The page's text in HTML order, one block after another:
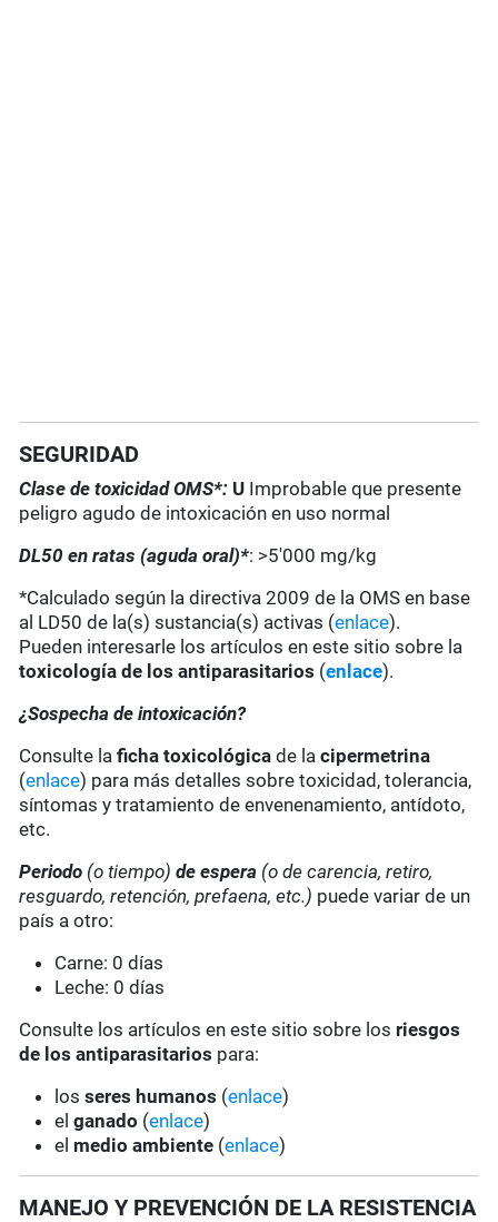
SEGURIDAD
Clase de toxicidad OMS*: U Improbable que presente
peligro agudo de intoxicación en uso normal
DL50 en ratas (aguda oral)*: >5'000 mg/kg
*Calculado según la directiva 2009 de la OMS en base
al LD50 de la(s) sustancia(s) activas (enlace).
Pueden interesarle los artículos en este sitio sobre la
toxicología de los antiparasitarios (enlace).
¿Sospecha de intoxicación?
Consulte laficha toxicológica de lacipermetrina
(enlace) para más detalles sobre toxicidad, tolerancia,
síntomas y tratamiento de envenenamiento, antídoto,
etc.
Periodo (o tiempo) de espera (o de carencia, retiro,
resguardo, retención, prefaena, etc.) puede variar de un
país a otro:
Carne: 0 días
Leche: 0 días
Consulte los artículos en este sitio sobre los riesgos
de los antiparasitarios para:
losseres humanos (enlace)
elganado (enlace)
el medio ambiente (enlace)
MANEJO Y PREVENCIÓN DE LA RESISTENCIA